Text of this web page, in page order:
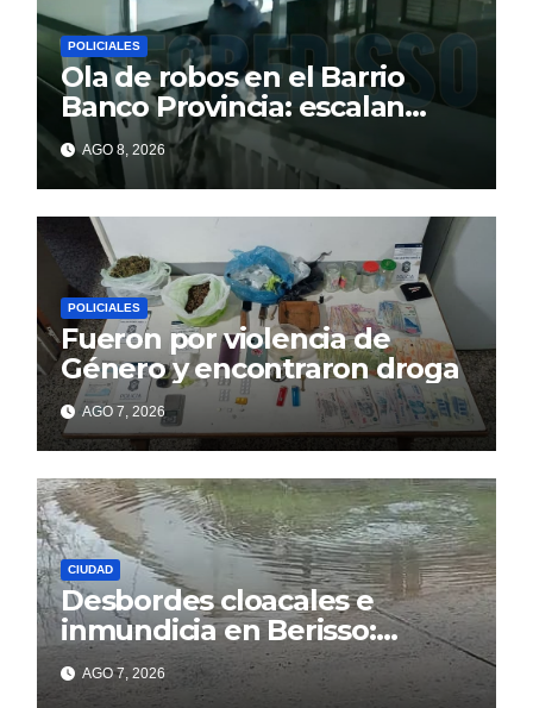
POLICIALES
Ola de robos en el Barrio
Banco Provincia: escalan
paredes en la noche y nadie
responde
AGO 8, 2026
POLICIALES
Fueron por violencia de
Género y encontraron droga
AGO 7, 2026
CIUDAD
Desbordes cloacales e
inmundicia en Berisso:
colapso de la red en la calle
14AGO 7, 2026